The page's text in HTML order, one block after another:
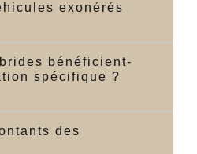
exonérés
bénéficient-
spécifique ?
des